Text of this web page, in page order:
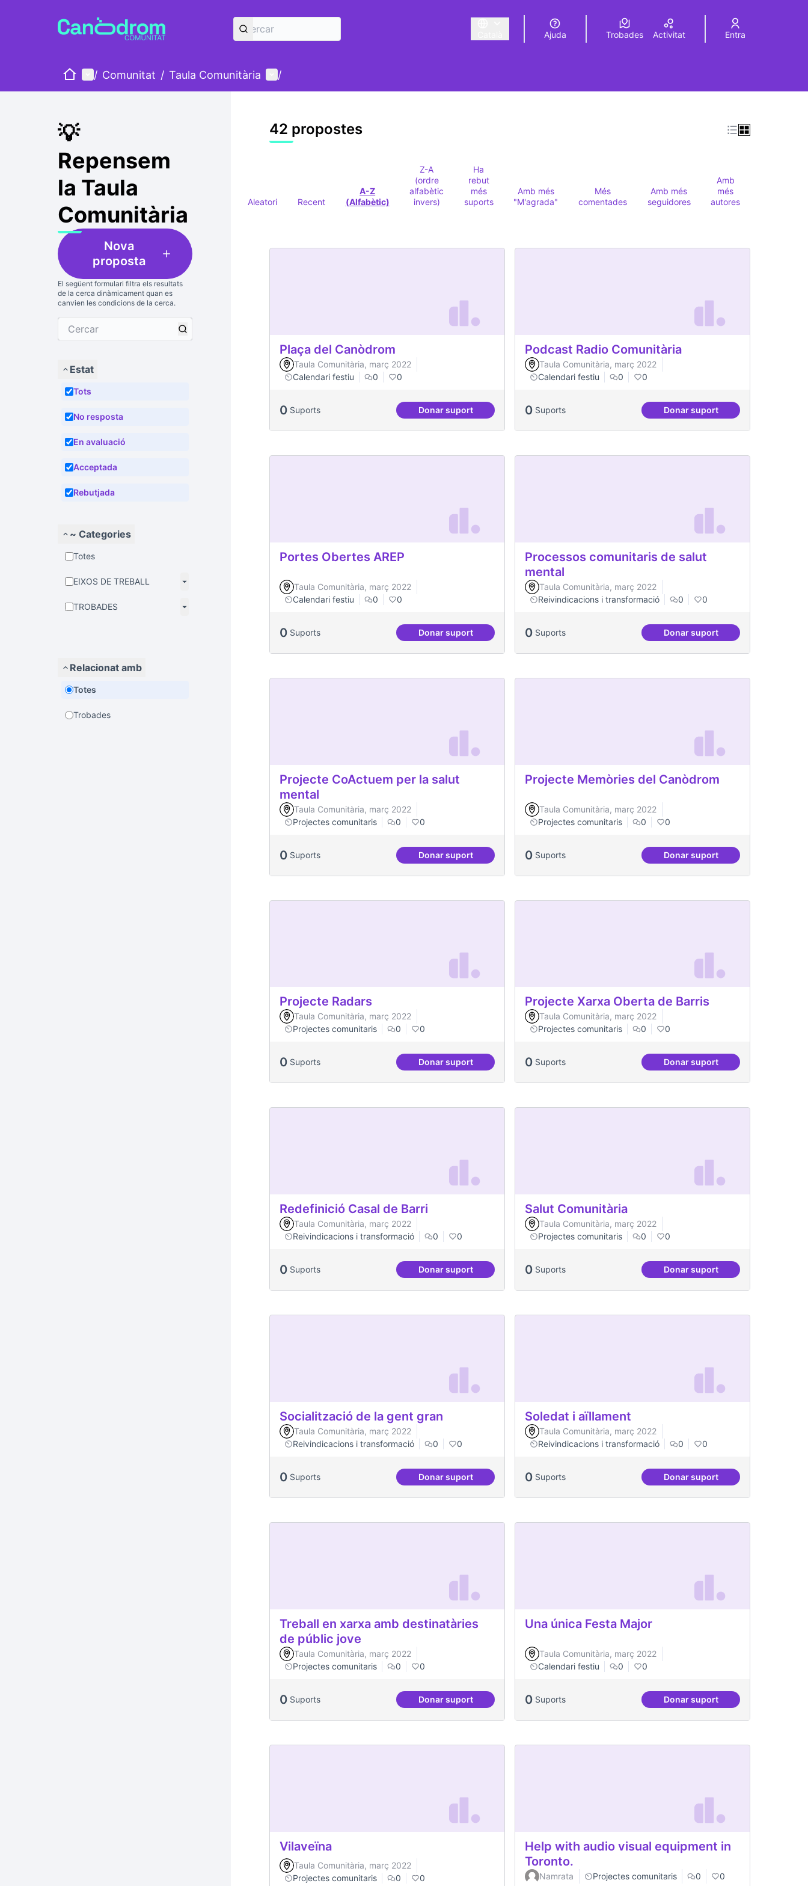
Triar la llengua Elegir el idioma Choose language
Ajuda Trobades Activitat Entra
IniciMenú principal
/ Comunitat / Taula Comunitària Menú d'usuari
/
💡
Repensem
la Taula
Comunitària
Nova
proposta
El següent formulari filtra els resultats
de la cerca dinàmicament quan es
canvien les condicions de la cerca.
Estat
Tots
No resposta
En avaluació
Acceptada
Rebutjada
~ Categories
Totes
EIXOS DE TREBALL
TROBADES
Relacionat amb
Totes
Trobades
42 propostes
Aleatori Recent
A-Z
(Alfabètic)
Z-A
(ordre
alfabètic
invers)
Ha
rebut
més
suports
Amb més
"M'agrada"
Més
comentades
Amb més
seguidores
Amb
més
autores
Plaça del Canòdrom
Taula Comunitària, març 2022
Calendari festiu
0 0
0 Suports Donar suportPlaça del Canòdrom
Podcast Radio Comunitària
Taula Comunitària, març 2022
Calendari festiu
0 0
0 Suports Donar suportPodcast Radio Comunitària
Portes Obertes AREP
Taula Comunitària, març 2022
Calendari festiu
0 0
0 Suports Donar suportPortes Obertes AREP
Processos comunitaris de salut
mental
Taula Comunitària, març 2022
Reivindicacions i transformació
0 0
0 Suports Donar suportProcessos comunitaris de
Projecte CoActuem per la salut
mental
Taula Comunitària, març 2022
Projectes comunitaris
0 0
0 Suports Donar suportProjecte CoActuem per la salut mental
Projecte Memòries del Canòdrom
Taula Comunitària, març 2022
Projectes comunitaris
0 0
0 Suports Donar suportProjecte Memòries del
Projecte Radars
Taula Comunitària, març 2022
Projectes comunitaris
0 0
0 Suports Donar suportProjecte Radars
Projecte Xarxa Oberta de Barris
Taula Comunitària, març 2022
Projectes comunitaris
0 0
0 Suports Donar suportProjecte Xarxa Oberta de
Redefinició Casal de Barri
Taula Comunitària, març 2022
Reivindicacions i transformació
0 0
0 Suports Donar suportRedefinició Casal de Barri
Salut Comunitària
Taula Comunitària, març 2022
Projectes comunitaris
0 0
0 Suports Donar suportSalut Comunitària
Socialització de la gent gran
Taula Comunitària, març 2022
Reivindicacions i transformació
0 0
0 Suports Donar suportSocialització de la gent gran
Soledat i aïllament
Taula Comunitària, març 2022
Reivindicacions i transformació
0 0
0 Suports Donar suportSoledat i aïllament
Treball en xarxa amb destinatàries
de públic jove
Taula Comunitària, març 2022
Projectes comunitaris
0 0
0 Suports Donar suportTreball en xarxa amb destinatàries de públic jove
Una única Festa Major
Taula Comunitària, març 2022
Calendari festiu
0 0
0 Suports Donar suportUna única Festa Major
Vilaveïna
Taula Comunitària, març 2022
Projectes comunitaris
0 0
Help with audio visual equipment in
Toronto.
Namrata Projectes comunitaris 0 0